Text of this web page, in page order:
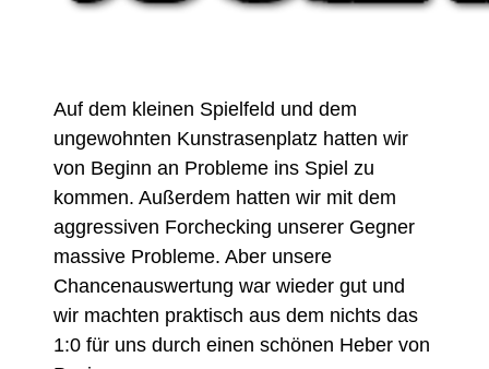
Auf dem kleinen Spielfeld und dem
ungewohnten Kunstrasenplatz hatten wir
von Beginn an Probleme ins Spiel zu
kommen. Außerdem hatten wir mit dem
aggressiven Forchecking unserer Gegner
massive Probleme. Aber unsere
Chancenauswertung war wieder gut und
wir machten praktisch aus dem nichts das
1:0 für uns durch einen schönen Heber von